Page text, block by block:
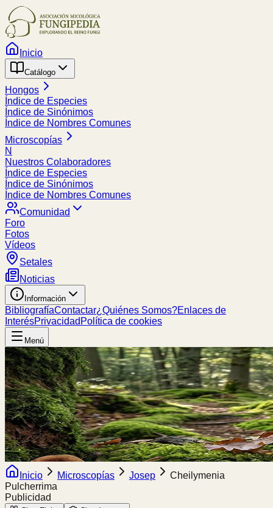
Inicio
Catálogo
Hongos
Índice de Especies
Índice de Sinónimos
Índice de Nombres Comunes
Microscopías
N
Nuestros Colaboradores
Índice de Especies
Índice de Sinónimos
Índice de Nombres Comunes
Comunidad
Foro
Fotos
Vídeos
Setales
Noticias
Información
BibliografíaContactar¿Quiénes Somos?Enlaces de
InterésPrivacidad Política de cookies
Menú
Inicio Microscopías Josep
Cheilymenia
Pulcherrima
Publicidad